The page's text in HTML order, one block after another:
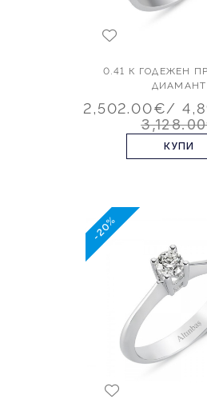
0.41 К ГОДЕЖЕН
ДИАМАНТ
2,502.00€/
КУПИ
-20%